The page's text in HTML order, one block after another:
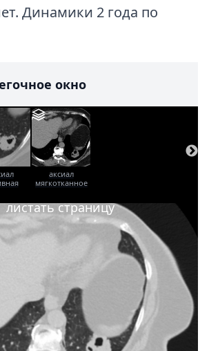
Динамики 2 года по
окно
аксиал
мягкотканное
листать страницу